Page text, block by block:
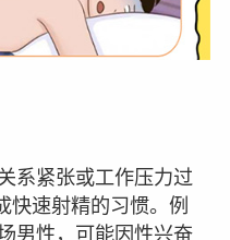
紧张或工作压力过
快速射精的习惯。例
男性，可能因性兴奋